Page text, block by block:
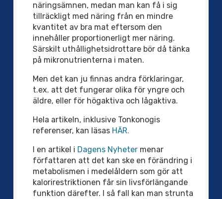
näringsämnen, medan man kan få i sig
tillräckligt med näring från en mindre
kvantitet av bra mat eftersom den
innehåller proportionerligt mer näring.
Särskilt uthållighetsidrottare bör då tänka
på mikronutrienterna i maten.
Men det kan ju finnas andra förklaringar,
t.ex. att det fungerar olika för yngre och
äldre, eller för högaktiva och lågaktiva.
Hela artikeln, inklusive Tonkonogis
referenser, kan läsas HÄR.
I en artikel i Dagens Nyheter menar
författaren att det kan ske en förändring i
metabolismen i medelåldern som gör att
kalorirestriktionen får sin livsförlängande
funktion därefter. I så fall kan man strunta